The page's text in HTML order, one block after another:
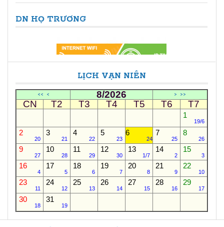
DN HỌ TRƯƠNG
LỊCH VẠN NIÊN
<< < 8/2026 > >>
CN T2 T3 T4 T5 T6 T7
1
19/6
2
20
3
21
4
22
5
23
6
24
7
25
8
26
9
27
10
28
11
29
12
30
13
1/7
14
2
15
3
16
4
17
5
18
6
19
7
20
8
21
9
22
10
23
11
24
12
25
13
26
14
27
15
28
16
29
17
30
18
31
19